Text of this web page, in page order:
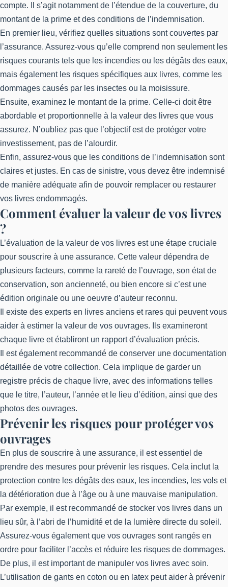
compte. Il s’agit notamment de l’étendue de la couverture, du
montant de la prime et des conditions de l’indemnisation.
En premier lieu, vérifiez quelles situations sont couvertes par
l’assurance. Assurez-vous qu’elle comprend non seulement les
risques courants tels que les incendies ou les dégâts des eaux,
mais également les risques spécifiques aux livres, comme les
dommages causés par les insectes ou la moisissure.
Ensuite, examinez le montant de la prime. Celle-ci doit être
abordable et proportionnelle à la valeur des livres que vous
assurez. N’oubliez pas que l’objectif est de protéger votre
investissement, pas de l’alourdir.
Enfin, assurez-vous que les conditions de l’indemnisation sont
claires et justes. En cas de sinistre, vous devez être indemnisé
de manière adéquate afin de pouvoir remplacer ou restaurer
vos livres endommagés.
Comment évaluer la valeur de vos livres
?
L’évaluation de la valeur de vos livres est une étape cruciale
pour souscrire à une assurance. Cette valeur dépendra de
plusieurs facteurs, comme la rareté de l’ouvrage, son état de
conservation, son ancienneté, ou bien encore si c’est une
édition originale ou une oeuvre d’auteur reconnu.
Il existe des experts en livres anciens et rares qui peuvent vous
aider à estimer la valeur de vos ouvrages. Ils examineront
chaque livre et établiront un rapport d’évaluation précis.
Il est également recommandé de conserver une documentation
détaillée de votre collection. Cela implique de garder un
registre précis de chaque livre, avec des informations telles
que le titre, l’auteur, l’année et le lieu d’édition, ainsi que des
photos des ouvrages.
Prévenir les risques pour protéger vos
ouvrages
En plus de souscrire à une assurance, il est essentiel de
prendre des mesures pour prévenir les risques. Cela inclut la
protection contre les dégâts des eaux, les incendies, les vols et
la détérioration due à l’âge ou à une mauvaise manipulation.
Par exemple, il est recommandé de stocker vos livres dans un
lieu sûr, à l’abri de l’humidité et de la lumière directe du soleil.
Assurez-vous également que vos ouvrages sont rangés en
ordre pour faciliter l’accès et réduire les risques de dommages.
De plus, il est important de manipuler vos livres avec soin.
L’utilisation de gants en coton ou en latex peut aider à prévenir